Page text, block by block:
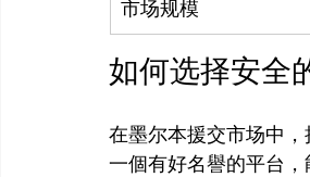
市场规模
如何选择安全
在墨尔本援交市场中
一個有好名譽的平台